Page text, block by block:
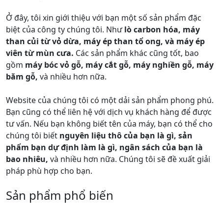
Ở đây, tôi xin giới thiệu với bạn một số sản phẩm đặc
biệt của công ty chúng tôi. Nhưlò carbon hóa, máy
than củi từ vỏ dừa, máy ép than tổ ong, và máy ép
viên từ mùn cưa. Các sản phẩm khác cũng tốt, bao
gồm máy bóc vỏ gỗ, máy cắt gỗ, máy nghiền gỗ, máy
băm gỗ, và nhiều hơn nữa.
Website của chúng tôi có một dải sản phẩm phong phú.
Bạn cũng có thể liên hệ với dịch vụ khách hàng để được
tư vấn. Nếu bạn không biết tên của máy, bạn có thể cho
chúng tôi biết nguyên liệu thô của bạn là gì, sản
phẩm bạn dự định làm là gì, ngân sách của bạn là
bao nhiêu, và nhiều hơn nữa. Chúng tôi sẽ đề xuất giải
pháp phù hợp cho bạn.
Sản phẩm phổ biến